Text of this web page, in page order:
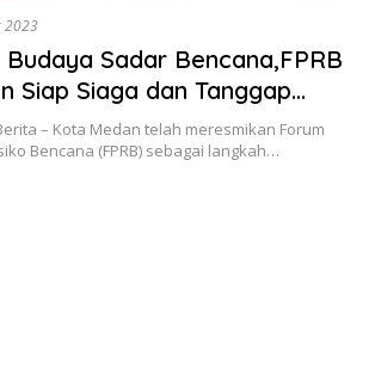
2023
Sadar Bencana,FPRB
Siap Siaga dan Tanggap
– Kota Medan telah meresmikan Forum
Bencana (FPRB) sebagai langkah…